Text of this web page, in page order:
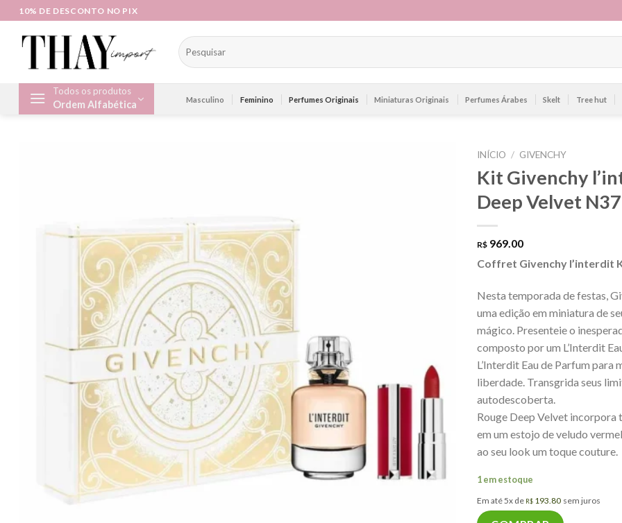
Skip
to
content
10% DE DESCONTO NO PIX
Pesquisar
por:
Todos os produtos
Ordem Alfabética Masculino Feminino Perfumes Originais Miniaturas Originais Perfumes Árabes Skelt Tree hut
INÍCIO / GIVENCHY
Kit Givenchy
Deep Velvet
R$ 969.00
Coffret Givenchy l’interdit
Nesta temporada de festas,
uma edição em miniatura de
mágico. Presenteie o
composto por um L’Interdit
L’Interdit Eau de Parfum
liberdade. Transgrida seus
autodescoberta.
Rouge Deep Velvet incorpora
em um estojo de veludo
ao seu look um toque couture.
1 em estoque
Em até 5x de R$ 193.80 sem juros